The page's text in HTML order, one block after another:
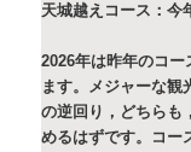
天城越えコース：今
2026年は昨年のコ
ます。メジャーな観
の逆回り，どちらも
めるはずです。
コー